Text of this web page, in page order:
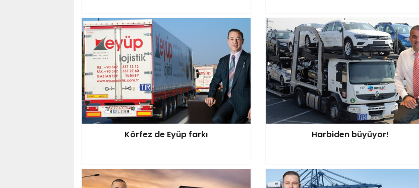
Körfez de Eyüp farkı Harbiden büyüyor!